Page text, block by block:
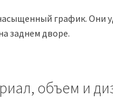
график. Они
заднем дворе.
объем и